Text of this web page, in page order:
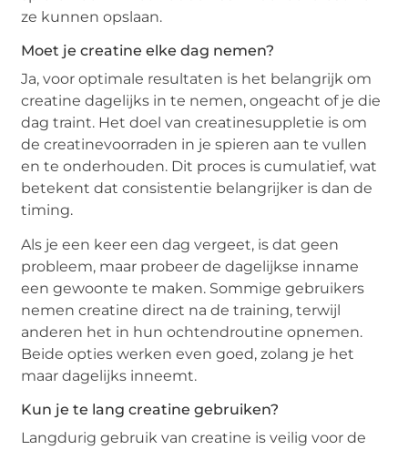
ze kunnen opslaan.
Moet je creatine elke dag nemen?
Ja, voor optimale resultaten is het belangrijk om
creatine dagelijks in te nemen, ongeacht of je die
dag traint. Het doel van creatinesuppletie is om
de creatinevoorraden in je spieren aan te vullen
en te onderhouden. Dit proces is cumulatief, wat
betekent dat consistentie belangrijker is dan de
timing.
Als je een keer een dag vergeet, is dat geen
probleem, maar probeer de dagelijkse inname
een gewoonte te maken. Sommige gebruikers
nemen creatine direct na de training, terwijl
anderen het in hun ochtendroutine opnemen.
Beide opties werken even goed, zolang je het
maar dagelijks inneemt.
Kun je te lang creatine gebruiken?
Langdurig gebruik van creatine is veilig voor de